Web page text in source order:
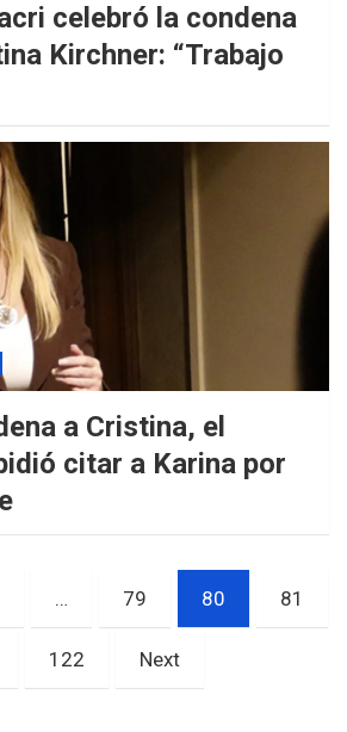
celebró la condena
Kirchner: “Trabajo
a Cristina, el
citar a Karina por
… 79 80 81
122 Next